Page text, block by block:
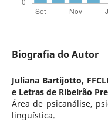
Biografia do Autor
Juliana Bartijotto,
e Letras de Ribeirão
Área de psicanálise,
linguística.